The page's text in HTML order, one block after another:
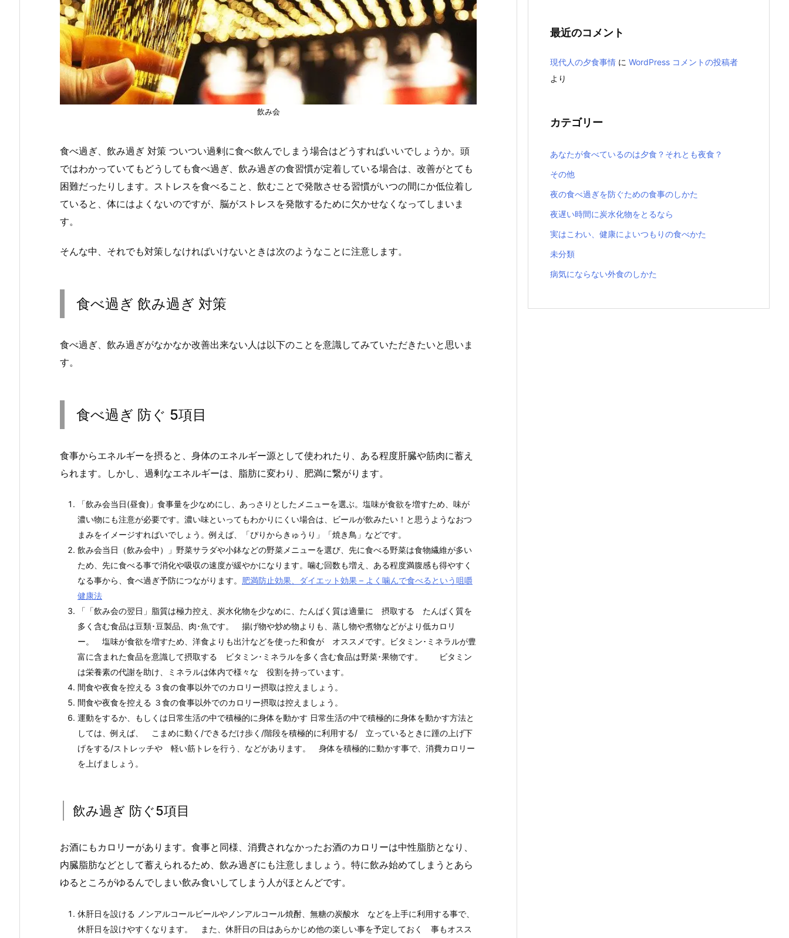
飲み会
食べ過ぎ、飲み過ぎ 対策 ついつい過剰に食べ飲んでしまう場合はどうすればいいでしょうか。頭
ではわかっていてもどうしても食べ過ぎ、飲み過ぎの食習慣が定着している場合は、改善がとても
困難だったりします。ストレスを食べること、飲むことで発散させる習慣がいつの間にか低位着し
ていると、体にはよくないのですが、脳がストレスを発散するために欠かせなくなってしまいま
す。
そんな中、それでも対策しなければいけないときは次のようなことに注意します。
食べ過ぎ 飲み過ぎ 対策
食べ過ぎ、飲み過ぎがなかなか改善出来ない人は以下のことを意識してみていただきたいと思いま
す。
食べ過ぎ 防ぐ 5項目
食事からエネルギーを摂ると、身体のエネルギー源として使われたり、ある程度肝臓や筋肉に蓄え
られます。しかし、過剰なエネルギーは、脂肪に変わり、肥満に繋がります。
「飲み会当日(昼食)」食事量を少なめにし、あっさりとしたメニューを選ぶ。塩味が食欲を増すため、味が
濃い物にも注意が必要です。濃い味といってもわかりにくい場合は、ビールが飲みたい！と思うようなおつ
まみをイメージすればいでしょう。例えば、「ぴりからきゅうり」「焼き鳥」などです。
飲み会当日（飲み会中）」野菜サラダや小鉢などの野菜メニューを選び、先に食べる野菜は食物繊維が多い
ため、先に食べる事で消化や吸収の速度が緩やかになります。噛む回数も増え、ある程度満腹感も得やすく
なる事から、食べ過ぎ予防につながります。 肥満防止効果、ダイエット効果 – よく噛んで食べるという咀嚼
健康法
「「飲み会の翌日」脂質は極力控え、炭水化物を少なめに、たんぱく質は適量に 摂取する たんぱく質を
多く含む食品は豆類･豆製品、肉･魚です。 揚げ物や炒め物よりも、蒸し物や煮物などがより低カロリ
ー。 塩味が食欲を増すため、洋食よりも出汁などを使った和食が オススメです。ビタミン･ミネラルが豊
富に含まれた食品を意識して摂取する ビタミン･ミネラルを多く含む食品は野菜･果物です。 ビタミン
は栄養素の代謝を助け、ミネラルは体内で様々な 役割を持っています。
間食や夜食を控える ３食の食事以外でのカロリー摂取は控えましょう。
間食や夜食を控える ３食の食事以外でのカロリー摂取は控えましょう。
運動をするか、もしくは日常生活の中で積極的に身体を動かす 日常生活の中で積極的に身体を動かす方法と
しては、例えば、 こまめに動く/できるだけ歩く/階段を積極的に利用する/ 立っているときに踵の上げ下
げをする/ストレッチや 軽い筋トレを行う、などがあります。 身体を積極的に動かす事で、消費カロリー
を上げましょう。
飲み過ぎ 防ぐ5項目
お酒にもカロリーがあります。食事と同様、消費されなかったお酒のカロリーは中性脂肪となり、
内臓脂肪などとして蓄えられるため、飲み過ぎにも注意しましょう。特に飲み始めてしまうとあら
ゆるところがゆるんでしまい飲み食いしてしまう人がほとんどです。
休肝日を設ける ノンアルコールビールやノンアルコール焼酎、無糖の炭酸水 などを上手に利用する事で、
休肝日を設けやすくなります。 また、休肝日の日はあらかじめ他の楽しい事を予定しておく 事もオスス
ブ
最近のコメント
現代人の夕食事情 に WordPress コメントの投稿者
より
カテゴリー
あなたが食べているのは夕食？それとも夜食？
その他
夜の食べ過ぎを防ぐための食事のしかた
夜遅い時間に炭水化物をとるなら
実はこわい、健康によいつもりの食べかた
未分類
病気にならない外食のしかた